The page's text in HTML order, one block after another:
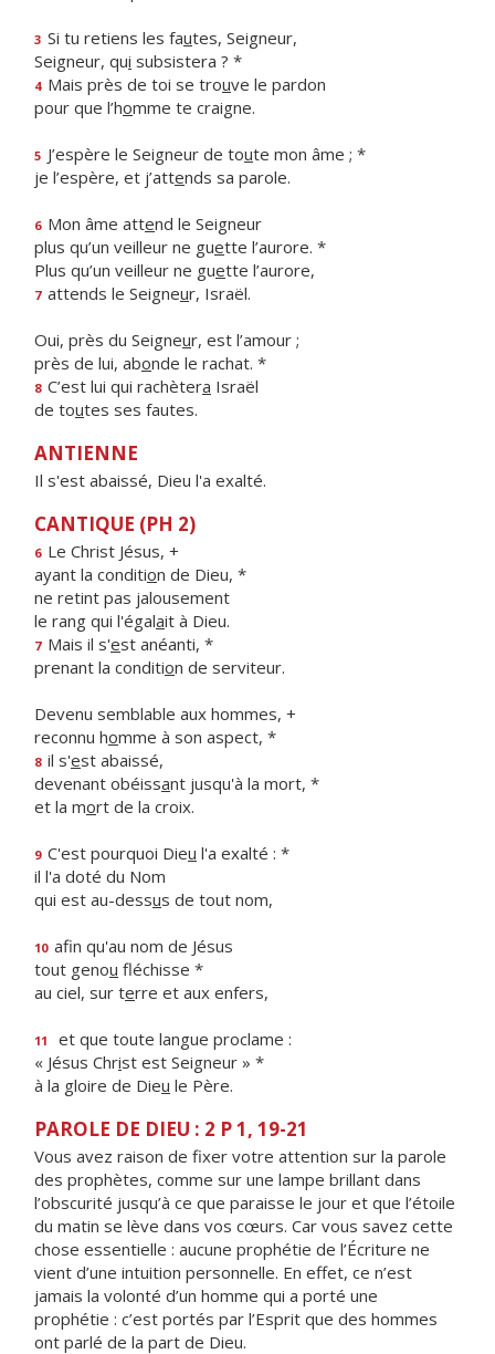
3 Si tu retiens les fautes, Seigneur,
Seigneur, qui subsistera ? *
4 Mais près de toi se trouve le pardon
pour que l’homme te craigne.
5 J’espère le Seigneur de toute mon âme ; *
je l’espère, et j’attends sa parole.
6 Mon âme attend le Seigneur
plus qu’un veilleur ne guette l’aurore. *
Plus qu’un veilleur ne guette l’aurore,
7 attends le Seigneur, Israël.
Oui, près du Seigneur, est l’amour ;
près de lui, abonde le rachat. *
8 C’est lui qui rachètera Israël
de toutes ses fautes.
ANTIENNE
Il s'est abaissé, Dieu l'a exalté.
CANTIQUE (PH 2)
6 Le Christ Jésus, +
ayant la condition de Dieu, *
ne retint pas jalousement
le rang qui l'égalait à Dieu.
7 Mais il s'est anéanti, *
prenant la condition de serviteur.
Devenu semblable aux hommes, +
reconnu homme à son aspect, *
8 il s'est abaissé,
devenant obéissant jusqu'à la mort, *
et la mort de la croix.
9 C'est pourquoi Dieu l'a exalté : *
il l'a doté du Nom
qui est au-dessus de tout nom,
10 afin qu'au nom de Jésus
tout genou fléchisse *
au ciel, sur terre et aux enfers,
11
et que toute langue proclame :
« Jésus Christ est Seigneur » *
à la gloire de Dieu le Père.
PAROLE DE DIEU : 2 P 1, 19-21
Vous avez raison de fixer votre attention sur la parole
des prophètes, comme sur une lampe brillant dans
l’obscurité jusqu’à ce que paraisse le jour et que l’étoile
du matin se lève dans vos cœurs. Car vous savez cette
chose essentielle : aucune prophétie de l’Écriture ne
vient d’une intuition personnelle. En effet, ce n’est
jamais la volonté d’un homme qui a porté une
prophétie : c’est portés par l’Esprit que des hommes
ont parlé de la part de Dieu.